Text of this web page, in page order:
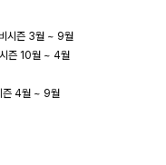
시즌 3월 ~ 9월
즌 10월 ~ 4월
4월 ~ 9월